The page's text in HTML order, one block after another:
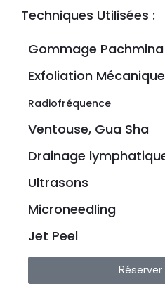
Techniques Utilisées :
Gommage Pachmina
Exfoliation Mécanique
Radiofréquence
Ventouse, Gua Sha
Drainage
Ultrasons
Microneedling
Jet Peel
Réserver